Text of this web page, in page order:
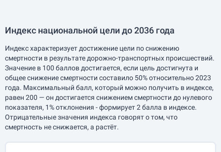
Индекс национальной цели до 2036 года
Индекс характеризует достижение цели по снижению
смертности в результате дорожно-транспортных происшествий.
Значение в 100 баллов достигается, если цель достигнута и
общее снижение смертности составило 50% относительно 2023
года. Максимальный балл, который можно получить в индексе,
равен 200 — он достигается снижением смертности до нулевого
показателя, 1% отклонения - формирует 2 балла в индексе.
Отрицательные значения индекса говорят о том, что
смертность не снижается, а растёт.